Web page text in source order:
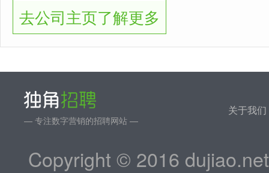
去公司主页了解更多
— 专注数字营销的招聘网站 —
关于我们
Copyright © 2016